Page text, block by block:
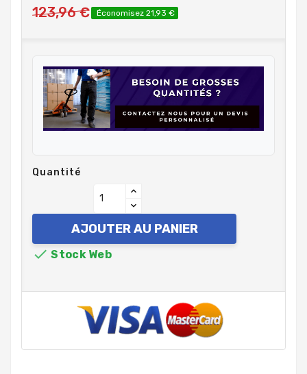
123,96 € Économisez 21,93 €
Quantité
AJOUTER AU PANIER
 Stock Web